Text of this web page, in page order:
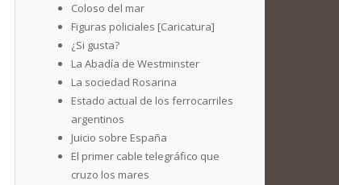
Coloso del mar
Figuras policiales [Caricatura]
¿Si gusta?
La Abadía de Westminster
La sociedad Rosarina
Estado actual de los ferrocarriles
argentinos
Juicio sobre España
El primer cable telegráfico que
cruzo los mares